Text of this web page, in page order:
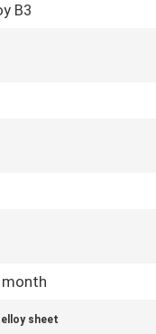
B3
month
sheet